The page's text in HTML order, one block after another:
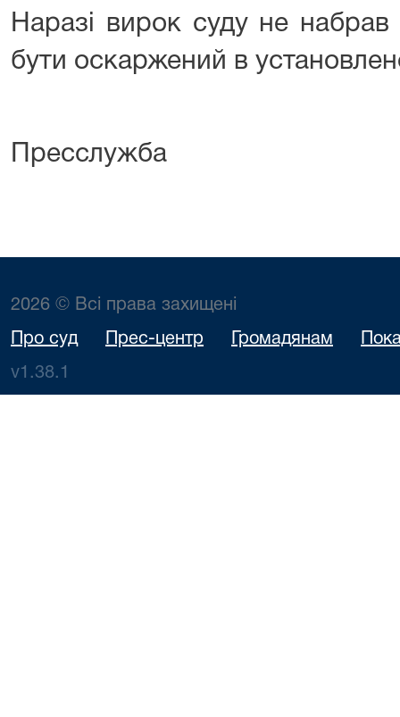
Наразі вирок суду не
бути оскаржений в
Пресслужба
2026 © Всі права захищені
Про суд Прес-центр Громадянам
v1.38.1